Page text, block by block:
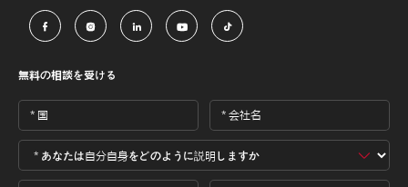
    
無料の相談を受ける